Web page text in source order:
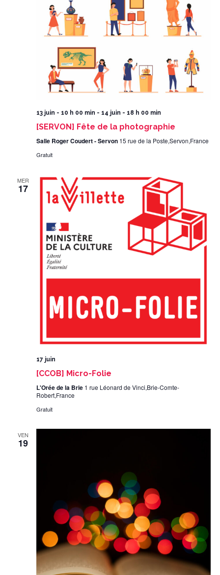
13 juin - 10 h 00 min - 14 juin - 18 h 00 min
[SERVON] Fête de la photographie
Salle Roger Coudert - Servon 15 rue de la Poste,Servon,France
Gratuit
MER
17
17 juin
[CCOB] Micro-Folie
L'Orée de la Brie 1 rue Léonard de Vinci,Brie-Comte-
Robert,France
Gratuit
VEN
19